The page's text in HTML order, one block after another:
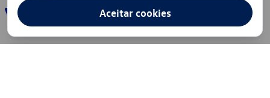
Aceitar cookies